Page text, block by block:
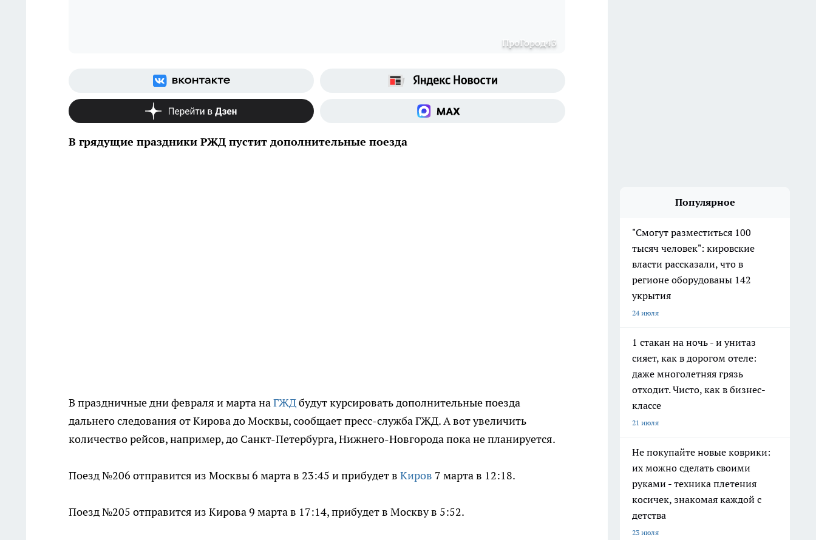
ПроГород43
В грядущие праздники РЖД пустит дополнительные поезда
В праздничные дни февраля и марта наГЖДбудут курсировать дополнительные поезда
дальнего следования от Кирова до Москвы, сообщает пресс-служба ГЖД. А вот увеличить
количество рейсов, например, до Санкт-Петербурга, Нижнего-Новгорода пока не планируется.
Поезд №206 отправится из Москвы 6 марта в 23:45 и прибудет в Киров 7 марта в 12:18.
Поезд №205 отправится из Кирова 9 марта в 17:14, прибудет в Москву в 5:52.
Популярное
"Смогут разместиться 100
тысяч человек": кировские
власти рассказали, что в
регионе оборудованы 142
укрытия
24 июля
1 стакан на ночь - и унитаз
сияет, как в дорогом отеле:
даже многолетняя грязь
отходит. Чисто, как в бизнес-
классе
21 июля
Не покупайте новые коврики:
их можно сделать своими
руками - техника плетения
косичек, знакомая каждой с
детства
23 июля